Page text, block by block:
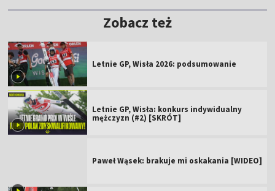
Zobacz też
Letnie GP, Wisła 2026: podsumowanie
Letnie GP, Wisła: konkurs indywidualny
mężczyzn (#2) [SKRÓT]
Paweł Wąsek: brakuje mi oskakania [WIDEO]